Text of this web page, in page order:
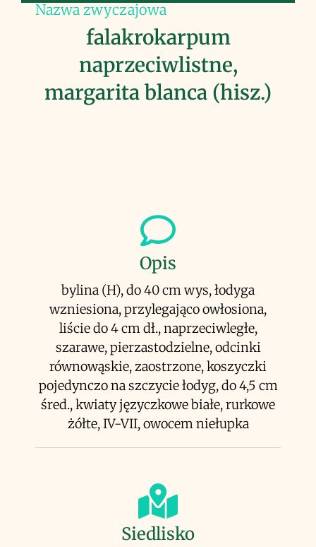
Nazwa zwyczajowa
falakrokarpum
naprzeciwlistne,
margarita blanca (hisz.)
Opis
bylina (H), do 40 cm wys, łodyga
wzniesiona, przylegająco owłosiona,
liście do 4 cm dł., naprzeciwległe,
szarawe, pierzastodzielne, odcinki
równowąskie, zaostrzone, koszyczki
pojedynczo na szczycie łodyg, do 4,5 cm
śred., kwiaty języczkowe białe, rurkowe
żółte, IV-VII, owocem niełupka
Siedlisko